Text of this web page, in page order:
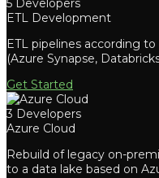
5 Developers
ETL Development
ETL pipelines according
(Azure Synapse,
Get Started
3 Developers
Azure Cloud
Rebuild of legacy on-
to a data lake based on